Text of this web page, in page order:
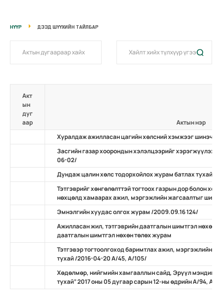
НҮҮР ДЭЭД ШҮҮХИЙН ТАЙЛБАР
Акт
ын
дуг
аар
Актын нэр
Хуралдаж ажилласан цагийн хөлсний хэмжээг
Засгийн газар хоорондын хэлэлцээрийг хэрэгжүүлэх
06-02/
Дундаж цалин хөлс тодорхойлох журам батлах тухай /
Тэтгэврийг хөнгөлөлттэй тогтоох газрын дор болон
нөхцөлд хамаарах ажил, мэргэжлийн жагсаалтыг
Эмнэлгийн хуудас олгох журам /2009.09.16 124/
Ажилласан жил, тэтгэврийн даатгалын шимтгэл нөхөн
даатгалын шимтгэл нөхөн төлөх журам
Тэтгэвэр тогтоолгоход баримтлах ажил, мэргэжлийн
тухай /2016-04-20 А/45, А/105/
Хөдөлмөр, нийгмийн хамгааллын сайд, Эрүүл мэндийн
тухай” 2017 оны 05 дугаар сарын 12-ны өдрийн А/94, А/